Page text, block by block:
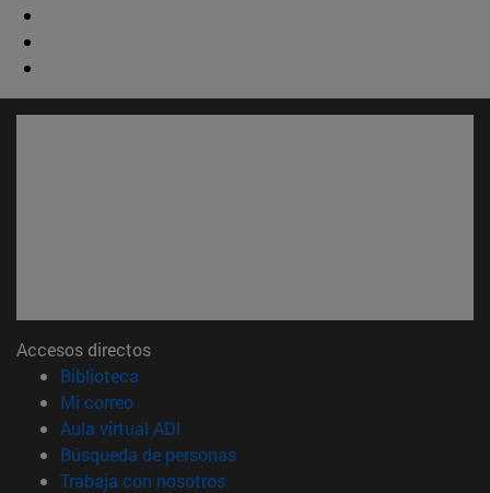
Accesos directos
Biblioteca
Mi correo(abre en nueva ventana)
Aula virtual ADI
Búsqueda de personas(abre en nueva ventana)
Trabaja con nosotros(abre en nueva ventana)